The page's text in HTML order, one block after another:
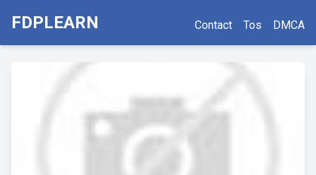
FDPLEARN Contact Tos DMCA